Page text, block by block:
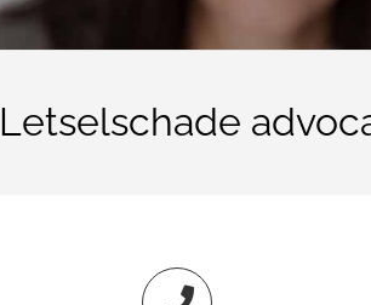
Letselschade